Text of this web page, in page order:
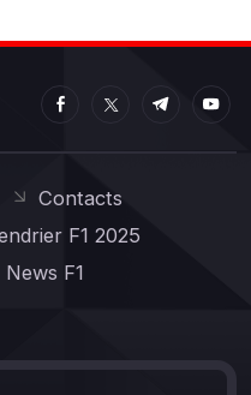
Contacts
F1 2025
News F1